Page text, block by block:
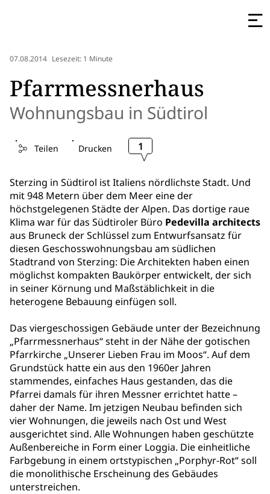
07.08.2014 Lesezeit: 1 Minute
Pfarrmessnerhaus
Wohnungsbau in Südtirol
Teilen Drucken 1
Sterzing in Südtirol ist Italiens nördlichste Stadt. Und
mit 948 Metern über dem Meer eine der
höchstgelegenen Städte der Alpen. Das dortige raue
Klima war für das Südtiroler Büro Pedevilla architects
aus Bruneck der Schlüssel zum Entwurfsansatz für
diesen Geschosswohnungsbau am südlichen
Stadtrand von Sterzing: Die Architekten haben einen
möglichst kompakten Baukörper entwickelt, der sich
in seiner Körnung und Maßstäblichkeit in die
heterogene Bebauung einfügen soll.
Das viergeschossigen Gebäude unter der Bezeichnung
„Pfarrmessnerhaus“ steht in der Nähe der gotischen
Pfarrkirche „Unserer Lieben Frau im Moos“. Auf dem
Grundstück hatte ein aus den 1960er Jahren
stammendes, einfaches Haus gestanden, das die
Pfarrei damals für ihren Messner errichtet hatte –
daher der Name. Im jetzigen Neubau befinden sich
vier Wohnungen, die jeweils nach Ost und West
ausgerichtet sind. Alle Wohnungen haben geschützte
Außenbereiche in Form einer Loggia. Die einheitliche
Farbgebung in einem ortstypischen „Porphyr-Rot“ soll
die monolithische Erscheinung des Gebäudes
unterstreichen.